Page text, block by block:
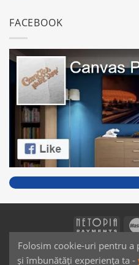
FACEBOOK
SAIKO MEDIA & SIGNS -
Folosim cookie-uri pentru a
și îmbunătăți experiența ta -